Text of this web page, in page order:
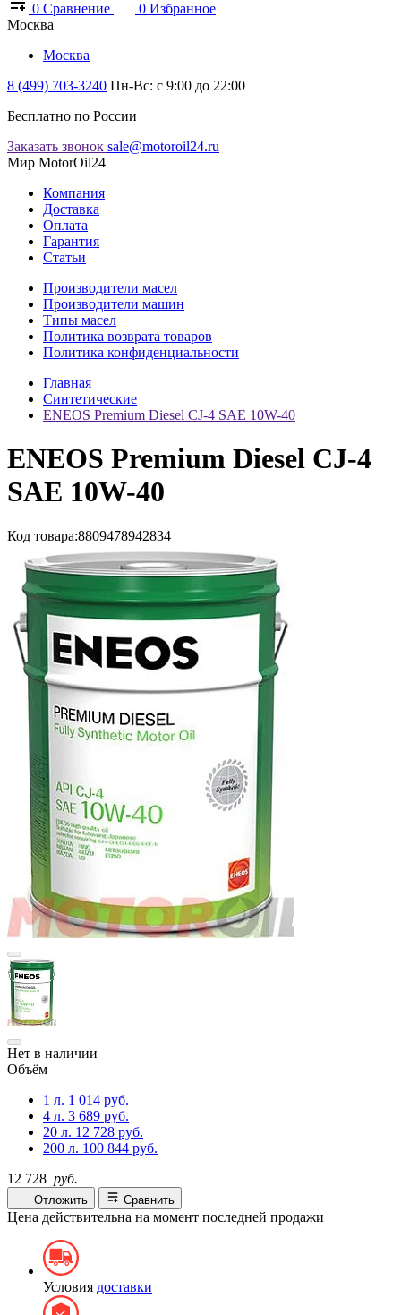
0 Сравнение 0 Избранное
Москва
Москва
8 (499) 703-3240 Пн-Вс: с 9:00 до 22:00
Бесплатно по России
Заказать звонок sale@motoroil24.ru
Мир MotorOil24
Компания
Доставка
Оплата
Гарантия
Статьи
Производители масел
Производители машин
Типы масел
Политика возврата товаров
Политика конфиденциальности
Главная
Синтетические
ENEOS Premium Diesel CJ-4 SAE 10W-40
ENEOS Premium Diesel CJ-4
SAE 10W-40
Код товара:8809478942834
Нет в наличии
Объём
1 л. 1 014 руб.
4 л. 3 689 руб.
20 л. 12 728 руб.
200 л. 100 844 руб.
12 728 руб.
Отложить Сравнить
Цена действительна на момент последней продажи
Условия доставки